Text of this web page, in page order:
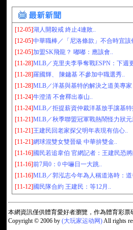
[12-05]湖人開殺戒 終止4連敗..
[12-05]中華職棒／「尼洛條款」不合時宜該
[12-05]加盟SK飛龍？ 嘟嘟：應該會..
[11-28]MLB／克里夫李爭奪戰ESPN：下週
[11-28]羅國輝、 陳鏞基 不參加中職選秀..
[11-28]MLB／洋基與基特的解決之道美專家
[11-24]牛澄清 不會釋出泰山..
[11-24]MLB／拒提薪資仲裁洋基放手讓基
[11-21]MLB／秋季聯盟冠軍戰熱鬧怪力狀元
[11-21]王建民回老家探父明年表現有信心..
[11-21]網球混雙女雙晉級 中華拚雙金..
[11-16] 國民若追韋伯 官網記者：王建民恐
[11-16]前7局0：0 中嚇日一大跳..
[11-16]MLB／郭泓志今年為人稱道洛時：
[11-12] 國民隊合約 王建民：等12月..
本網資訊僅供體育愛好者瀏覽，作為體育彩
Copyright © 2006 by (大玩家运动网)All rights